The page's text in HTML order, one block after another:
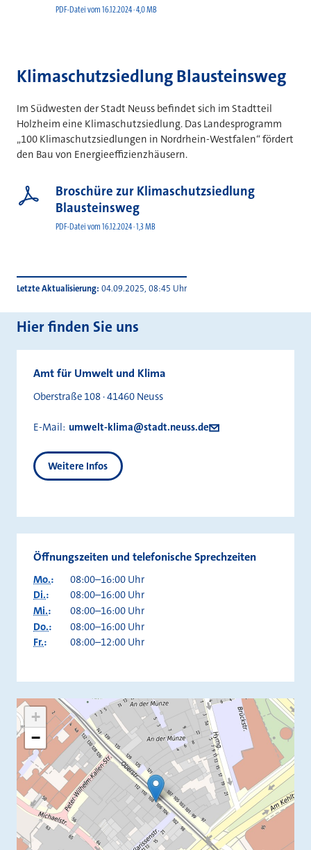
PDF-Datei vom 16.12.2024 · 4,0 MB
Klimaschutzsiedlung Blausteinsweg
Im Südwesten der Stadt Neuss befindet sich im Stadtteil
Holzheim eine Klimaschutzsiedlung. Das Landesprogramm
„100 Klimaschutzsiedlungen in Nordrhein-Westfalen“ fördert
den Bau von Energieeffizienzhäusern.
Broschüre zur Klimaschutzsiedlung
Blausteinsweg
PDF-Datei vom 16.12.2024 · 1,3 MB
Letzte Aktualisierung 04.09.2025, 08:45 Uhr
Hier finden Sie uns
Amt für Umwelt und Klima
Oberstraße 108 · 41460 Neuss
E-Mail: umwelt-klima@stadt.neuss.de
Weitere Infos
Öffnungszeiten und telefonische Sprechzeiten
Mo.:
08:00–16:00 Uhr
Di.:
08:00–16:00 Uhr
Mi.:
08:00–16:00 Uhr
Do.:
08:00–16:00 Uhr
Fr.: 08:00–12:00 Uhr
+
−